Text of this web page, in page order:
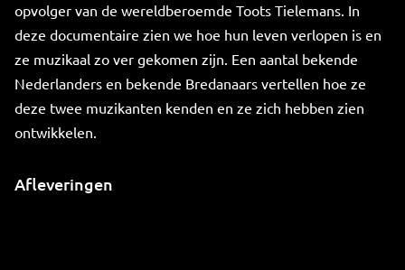
opvolger van de wereldberoemde Toots Tielemans. In
deze documentaire zien we hoe hun leven verlopen is en
ze muzikaal zo ver gekomen zijn. Een aantal bekende
Nederlanders en bekende Bredanaars vertellen hoe ze
deze twee muzikanten kenden en ze zich hebben zien
ontwikkelen.
Afleveringen